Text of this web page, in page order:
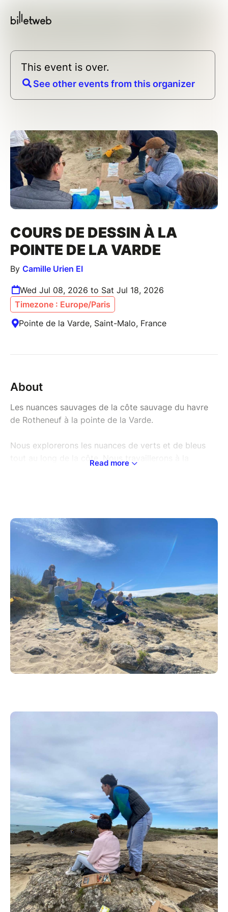
This event is over.
See other events from this organizer
COURS DE DESSIN À LA
POINTE DE LA VARDE
By Camille Urien EI
Wed Jul 08, 2026 to Sat Jul 18, 2026
Timezone : Europe/Paris
Pointe de la Varde, Saint-Malo, France
About
Les nuances sauvages de la côte sauvage du havre
de Rotheneuf à la pointe de la Varde.
Nous explorerons les nuances de verts et de bleus
tout au long de la côte. Nous travaillerons à la
Comment rendre visible la lumière ? Avec
quelle couleur ?
Quelle technique graphique choisir au mieux
pour représenter chaque typologie
d’éléments (terre, ciel, mer, architecture) ?
Read more